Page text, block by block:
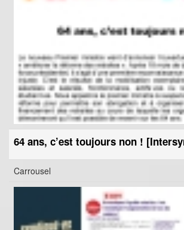
64 ans, c’est toujours non !
Carrousel